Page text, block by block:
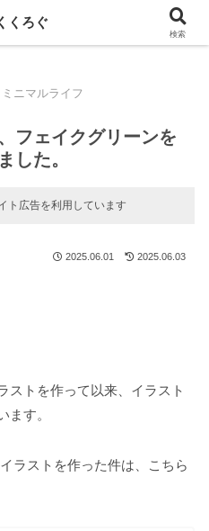
投稿しています！
ミニマルライフ
フェイクグリーンを
した。
ト広告を利用しています
2025.06.01 2025.06.03
ストを作って以来、イラスト
ます。
ラストを作った件は、こちら
くろぐ
検索